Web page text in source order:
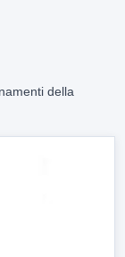
della